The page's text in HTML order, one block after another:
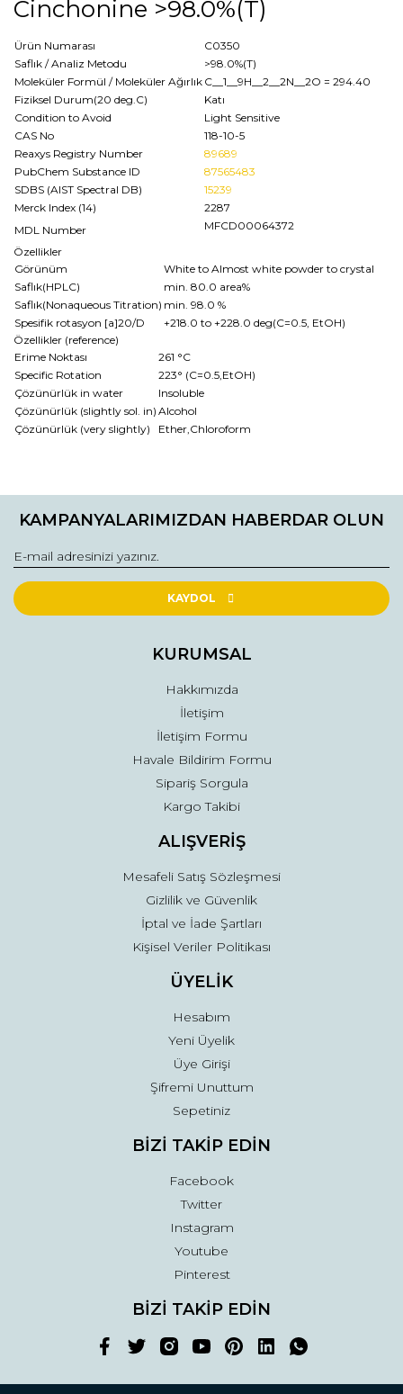
Cinchonine >98.0%(T)
Ürün Numarası
C0350
Saflık / Analiz Metodu
>98.0%(T)
Moleküler Formül / Moleküler Ağırlık C__1__9H__2__2N__2O = 294.40
Fiziksel Durum(20 deg.C)
Katı
Condition to Avoid
Light Sensitive
CAS No
118-10-5
Reaxys Registry Number
89689
PubChem Substance ID
87565483
SDBS (AIST Spectral DB)
15239
Merck Index (14)
2287
MDL Number
MFCD00064372
Özellikler
Görünüm
White to Almost white powder to crystal
Saflık(HPLC)
min. 80.0 area%
Saflık(Nonaqueous Titration) min. 98.0 %
Spesifik rotasyon [a]20/D
+218.0 to +228.0 deg(C=0.5, EtOH)
Özellikler (reference)
Erime Noktası
261 °C
Specific Rotation
223° (C=0.5,EtOH)
Çözünürlük in water
Insoluble
Çözünürlük (slightly sol. in) Alcohol
Çözünürlük (very slightly)
Ether,Chloroform
konularda yetersiz gördüğünüz noktaları öneri formunu
Görüş ve önerileriniz için teşekkür ederiz.
Ürün resmi kalitesiz, bozuk veya görüntülenemiyor.
Ürün açıklamasında eksik bilgiler bulunuyor.
Ürün fiyatı diğer sitelerden daha pahalı.
Gönder
KAMPANYALARIMIZDAN HABERDAR OLUN
KAYDOL
KURUMSAL
Hakkımızda
İletişim
İletişim Formu
Havale Bildirim Formu
Sipariş Sorgula
Kargo Takibi
ALIŞVERİŞ
Mesafeli Satış Sözleşmesi
Gizlilik ve Güvenlik
İptal ve İade Şartları
Kişisel Veriler Politikası
ÜYELİK
Hesabım
Yeni Üyelik
Üye Girişi
Şifremi Unuttum
Sepetiniz
BİZİ TAKİP EDİN
Facebook
Twitter
Instagram
Youtube
Pinterest
BİZİ TAKİP EDİN